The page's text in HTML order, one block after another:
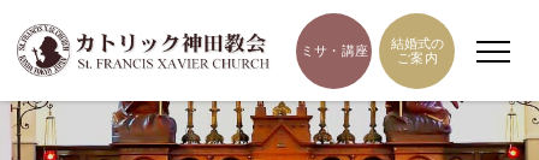
ミサ・講座
結婚式の
ご案内